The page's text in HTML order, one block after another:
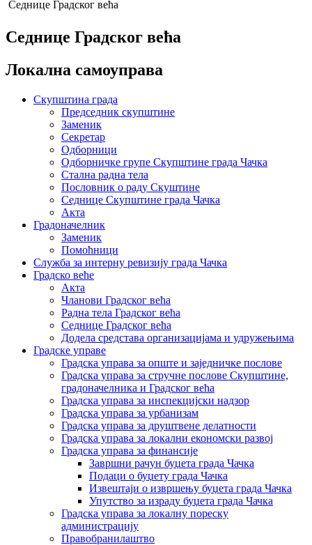
Седнице Градског већа
Седнице Градског већа
Локална самоуправа
Скупштина града
Председник скупштине
Заменик
Секретар
Одборници
Одборничке групе Скупштине града Чачка
Стална радна тела
Пословник о раду Скуштине
Седнице Скупштине града Чачка
Акта
Градоначелник
Заменик
Помоћници
Служба за интерну ревизију града Чачка
Градско веће
Акта
Чланови Градског већа
Радна тела Градског већа
Седнице Градског већа
Додела средстава организацијама и удружењима
Градске управе
Градска управа за опште и заједничке послове
Градска управа за стручне послове Скупштине,
градоначелника и Градског већа
Градска управа за инспекцијски надзор
Градска управа за урбанизам
Градска управа за друштвене делатности
Градска управа за локални економски развој
Градска управа за финансије
Завршни рачун буџета града Чачка
Подаци о буџету града Чачка
Извештаји о извршењу буџета града Чачка
Упутство за израду буџета града Чачка
Градска управа за локалну пореску
администрацију
Правобранилаштво